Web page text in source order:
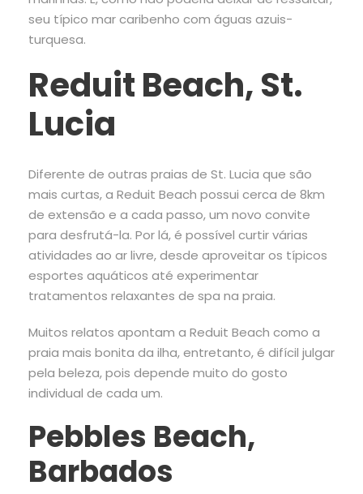
seu típico mar caribenho com águas azuis-
turquesa.
Reduit Beach, St.
Lucia
Diferente de outras praias de St. Lucia que são
mais curtas, a Reduit Beach possui cerca de 8km
de extensão e a cada passo, um novo convite
para desfrutá-la. Por lá, é possível curtir várias
atividades ao ar livre, desde aproveitar os típicos
esportes aquáticos até experimentar
tratamentos relaxantes de spa na praia.
Muitos relatos apontam a Reduit Beach como a
praia mais bonita da ilha, entretanto, é difícil julgar
pela beleza, pois depende muito do gosto
individual de cada um.
Pebbles Beach,
Barbados